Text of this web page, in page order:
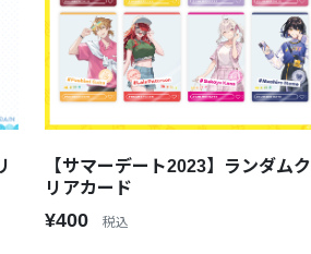
【サマーデート2023】ランダムク
リアカード
¥400 税込